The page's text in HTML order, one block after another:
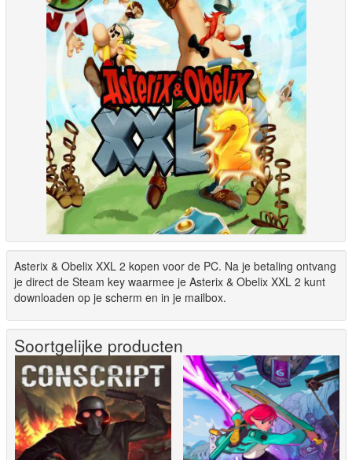
Asterix & Obelix XXL 2 kopen voor de PC. Na je betaling ontvang
je direct de Steam key waarmee je Asterix & Obelix XXL 2 kunt
downloaden op je scherm en in je mailbox.
Soortgelijke producten